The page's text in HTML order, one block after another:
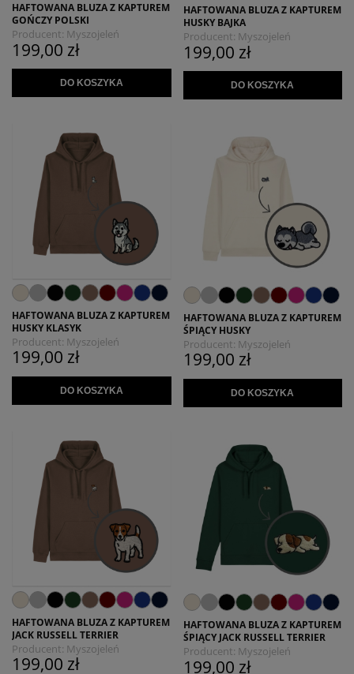
HAFTOWANA BLUZA Z KAPTUREM
GOŃCZY POLSKI
Producent: Myszojeleń
199,00 zł
DO KOSZYKA
HAFTOWANA BLUZA Z KAPTUREM
HUSKY BAJKA
Producent: Myszojeleń
199,00 zł
DO KOSZYKA
HAFTOWANA BLUZA Z KAPTUREM
HUSKY KLASYK
Producent: Myszojeleń
199,00 zł
DO KOSZYKA
HAFTOWANA BLUZA Z KAPTUREM
ŚPIĄCY HUSKY
Producent: Myszojeleń
199,00 zł
DO KOSZYKA
HAFTOWANA BLUZA Z KAPTUREM
JACK RUSSELL TERRIER
Producent: Myszojeleń
199,00 zł
HAFTOWANA BLUZA Z KAPTUREM
ŚPIĄCY JACK RUSSELL TERRIER
Producent: Myszojeleń
199,00 zł